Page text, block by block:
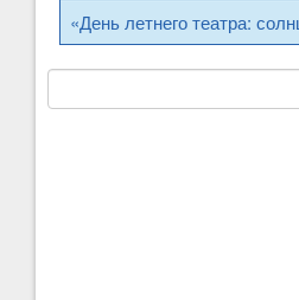
«День летнего театра: